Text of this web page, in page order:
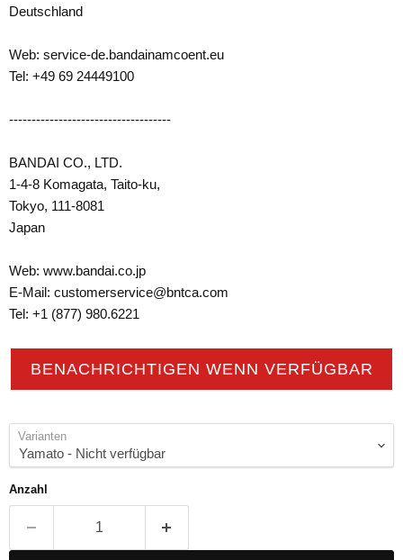
Deutschland
Web: service-de.bandainamcoent.eu
Tel: +49 69 24449100
------------------------------------
BANDAI CO., LTD.
1-4-8 Komagata, Taito-ku,
Tokyo, 111-8081
Japan
Web: www.bandai.co.jp
E-Mail: customerservice@bntca.com
Tel: +1 (877) 980.6221
BENACHRICHTIGEN WENN VERFÜGBAR
Varianten
Anzahl